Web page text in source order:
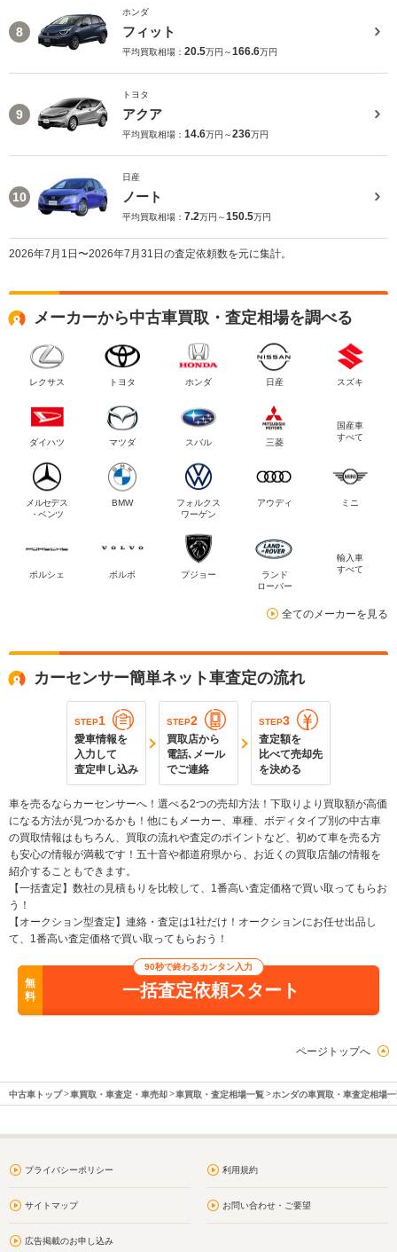
8
ホンダ
フィット
平均買取相場： 20.5万円～166.6万円
9
トヨタ
アクア
平均買取相場： 14.6万円～236万円
10
日産
ノート
平均買取相場： 7.2万円～150.5万円
2026年7月1日〜2026年7月31日の査定依頼数を元に集計。
メーカーから中古車買取・査定相場を調べる
レクサス トヨタ ホンダ 日産 スズキ
ダイハツ マツダ スバル 三菱
国産車
すべて
メルセデス
・ベンツ
BMW
フォルクス
ワーゲン
アウディ ミニ
ポルシェ ボルボ プジョー
ランド
ローバー
輸入車
すべて
全てのメーカーを見る
カーセンサー簡単ネット車査定の流れ
STEP1
愛車情報を
入力して
査定申し込み
STEP2
買取店から
電話､メール
でご連絡
STEP3
査定額を
比べて売却先
を決める
車を売るならカーセンサーへ！選べる2つの売却方法！下取りより買取額が高価
になる方法が見つかるかも！他にもメーカー、車種、ボディタイプ別の中古車
の買取情報はもちろん、買取の流れや査定のポイントなど、初めて車を売る方
も安心の情報が満載です！五十音や都道府県から、お近くの買取店舗の情報を
紹介することもできます。
【一括査定】数社の見積もりを比較して、1番高い査定価格で買い取ってもらお
う！
【オークション型査定】連絡・査定は1社だけ！オークションにお任せ出品し
て、1番高い査定価格で買い取ってもらおう！
無
料
90秒で終わるカンタン入力
一括査定依頼スタート
ページトップへ
中古車トップ 車買取・車査定・車売却 車買取・査定相場一覧 ホンダの車買取・車査定相場
プライバシーポリシー 利用規約
サイトマップ お問い合わせ・ご要望
広告掲載のお申し込み